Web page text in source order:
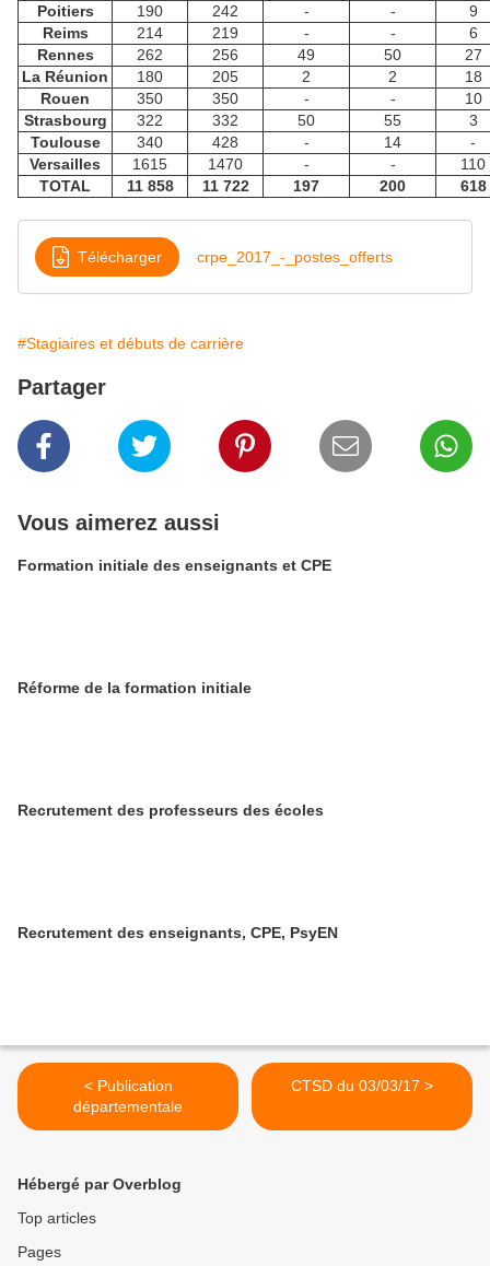
Poitiers
190 242 - -
9
Reims
214 219 - -
6
Rennes
262 256 49 50
27
La Réunion
180 205 2 2
18
Rouen
350 350 - -
10
Strasbourg
322 332 50 55
3
Toulouse
340 428 - 14
-
Versailles
1615 1470 - -
110
TOTAL
11 858 11 722 197 200 618
Télécharger crpe_2017_-_postes_offerts
#Stagiaires et débuts de carrière
Partager
Vous aimerez aussi
Formation initiale des enseignants et CPE
Réforme de la formation initiale
Recrutement des professeurs des écoles
Recrutement des enseignants, CPE, PsyEN
< Publication
départementale
CTSD du 03/03/17 >
Hébergé par Overblog
Top articles
Pages